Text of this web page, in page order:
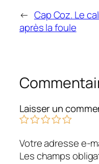
← Cap Coz. Le
après la foule
Laisser un
Votre adresse e-
Les champs